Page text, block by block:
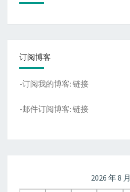
订阅博客
-订阅我的博客: 链接
-邮件订阅博客: 链接
2026 年 8 月